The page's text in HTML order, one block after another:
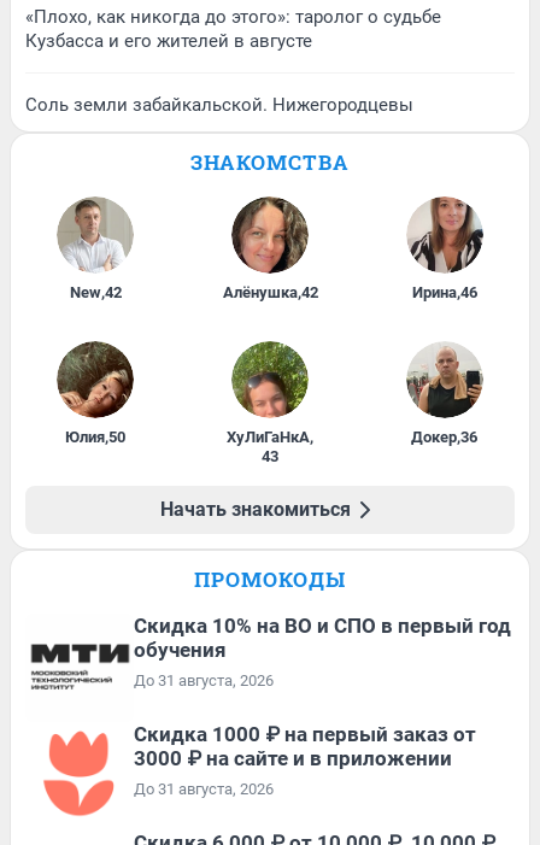
«Плохо, как никогда до этого»: таролог о судьбе
Кузбасса и его жителей в августе
Соль земли забайкальской. Нижегородцевы
ЗНАКОМСТВА
New,42 Алёнушка,42 Ирина,46
Юлия,50 ХуЛиГаНкА,
43
Докер,36
Начать знакомиться
ПРОМОКОДЫ
Скидка 10% на ВО и СПО в первый год
обучения
До 31 августа, 2026
Скидка 1000 ₽ на первый заказ от
3000 ₽ на сайте и в приложении
До 31 августа, 2026